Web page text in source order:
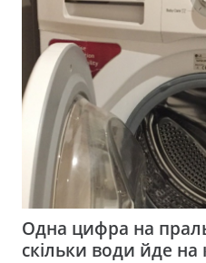
Одна цифра на
скільки води йде